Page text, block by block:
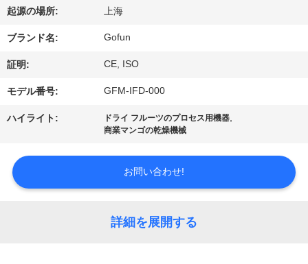
VR
シ
ョ
ー
私
達
起源の場所: 上海
ブランド名: Gofun
証明: CE, ISO
モデル番号: GFM-IFD-000
ハイライト: ドライ フルーツのプロセス用機器,
商業マンゴの乾燥機械
お問い合わせ!
詳細を展開する